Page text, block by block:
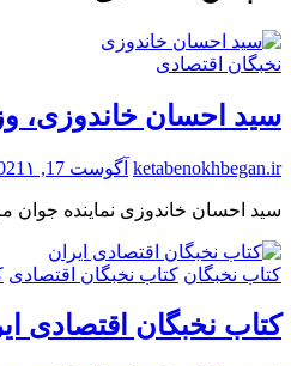
نخبگان اقتصادی
سید احسان خاندوزی،
ketabenokhbegan.ir آگوست 17, 2021 ۱ دیدگاه
سید احسان خاندوزی نماینده جوان
کتاب نخبگان کتاب نخبگان اقتصادی
کتاب نخبگان اقتصادی